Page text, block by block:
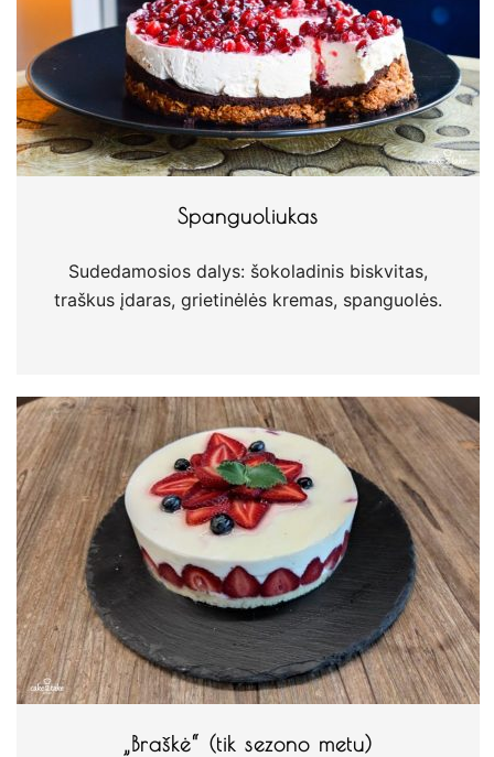
Spanguoliukas
Sudedamosios dalys: šokoladinis biskvitas,
traškus įdaras, grietinėlės kremas, spanguolės.
„Braškė“ (tik sezono metu)